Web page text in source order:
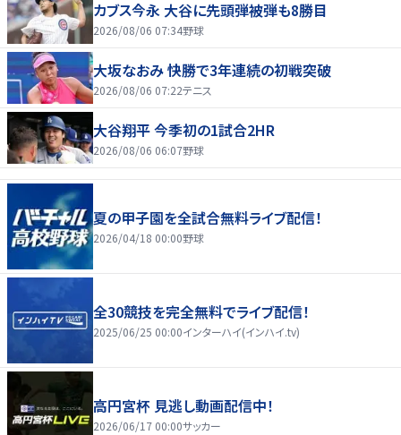
カブス今永 大谷に先頭弾被弾も8勝目
2026/08/06 07:34野球
大坂なおみ 快勝で3年連続の初戦突破
2026/08/06 07:22テニス
大谷翔平 今季初の1試合2HR
2026/08/06 06:07野球
夏の甲子園を全試合無料ライブ配信！
2026/04/18 00:00野球
全30競技を完全無料でライブ配信！
2025/06/25 00:00インターハイ(インハイ.tv)
高円宮杯 見逃し動画配信中！
2026/06/17 00:00サッカー